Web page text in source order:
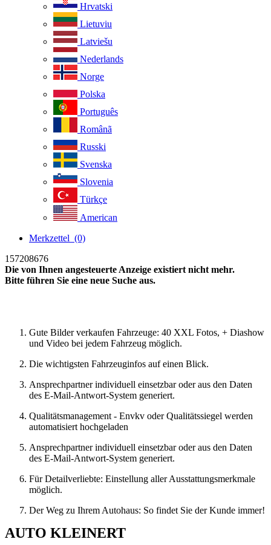
Hrvatski
Lietuviu
Latviešu
Nederlands
Norge
Polska
Português
Românã
Russki
Svenska
Slovenia
Türkçe
American
Merkzettel (0)
157208676
Die von Ihnen angesteuerte Anzeige existiert nicht mehr.
Bitte führen Sie eine neue Suche aus.
Gute Bilder verkaufen Fahrzeuge: 40 XXL Fotos, + Diashow
und Video bei jedem Fahrzeug möglich.
Die wichtigsten Fahrzeuginfos auf einen Blick.
Ansprechpartner individuell einsetzbar oder aus den Daten
des E-Mail-Antwort-System generiert.
Qualitätsmanagement - Envkv oder Qualitätssiegel werden
automatisiert hochgeladen
Ansprechpartner individuell einsetzbar oder aus den Daten
des E-Mail-Antwort-System generiert.
Für Detailverliebte: Einstellung aller Ausstattungsmerkmale
möglich.
Der Weg zu Ihrem Autohaus: So findet Sie der Kunde immer!
AUTO KLEINERT